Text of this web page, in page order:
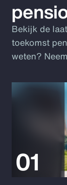
Bekijk de
toekomst
weten?